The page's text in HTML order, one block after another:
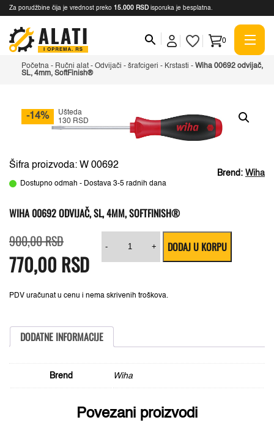
Za porudžbine čija je vrednost preko 15.000 RSD isporuka je besplatna.
0
Početna - Ručni alat - Odvijači - šrafcigeri - Krstasti - Wiha 00692 odvijač,
SL, 4mm, SoftFinish®
-14%
Ušteda
130 RSD
Brend: Wiha
Šifra proizvoda: W 00692
Dostupno odmah - Dostava 3-5 radnih dana
WIHA 00692 ODVIJAČ, SL, 4MM, SOFTFINISH®
900,00RSDcena
je
bila:
900,00 RSD.
770,00 RSD
cena
je:
770,00 RSD.
PDV uračunat u cenu i nema skrivenih troškova.
-
00692
SL,
količina
+ DODAJ U KORPU
DODATNE INFORMACIJE
Brend Wiha
Povezani proizvodi